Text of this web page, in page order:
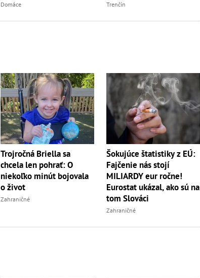
Domáce Trenčín
Trojročná Briella sa
chcela len pohrať: O
niekoľko minút bojovala
o život
Zahraničné
Šokujúce štatistiky z EÚ:
Fajčenie nás stojí
MILIARDY eur ročne!
Eurostat ukázal, ako sú na
tom Slováci
Zahraničné